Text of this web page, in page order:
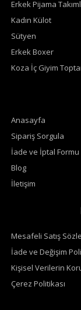
Erkek Pijama
Kadın Külot
Sütyen
Erkek Boxer
Koza İç Giyim
Anasayfa
Sipariş Sorgula
İade ve İptal Formu
Blog
İletişim
Mesafeli Satış
İade ve Değişim
Kişisel Verilerin
Çerez Politikası